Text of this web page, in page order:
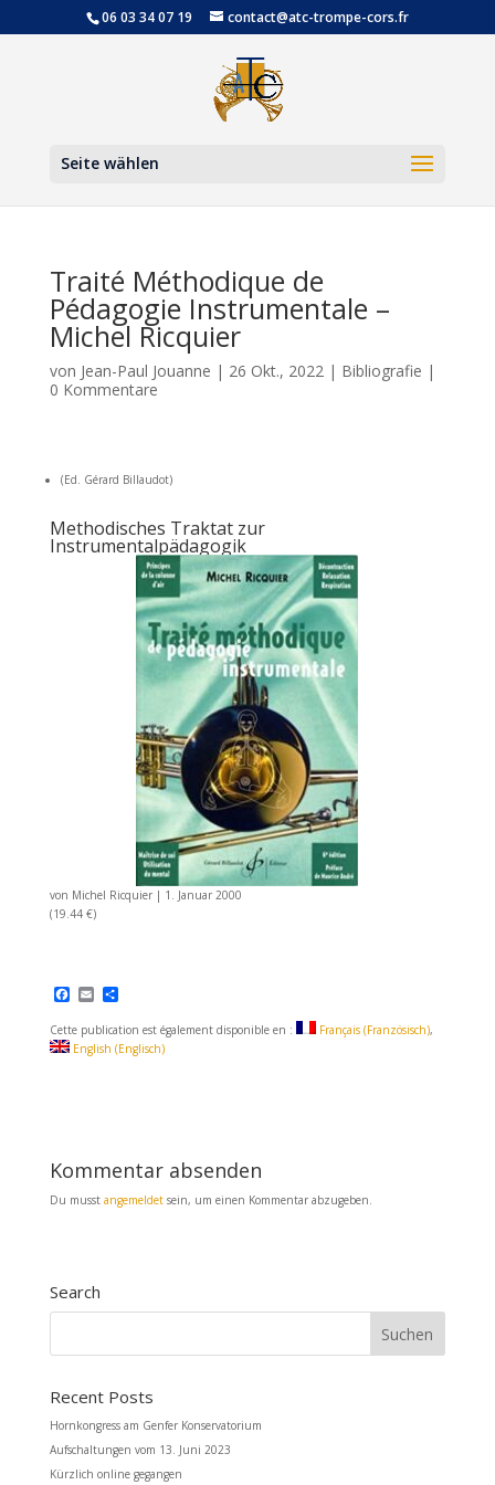
06 03 34 07 19 contact@atc-trompe-cors.fr
Seite wählen
Traité Méthodique de
Pédagogie Instrumentale –
Michel Ricquier
von Jean-Paul Jouanne | 26 Okt., 2022| Bibliografie |
0 Kommentare
(Ed. Gérard Billaudot)
Methodisches Traktat zur
Instrumentalpädagogik
von Michel Ricquier| 1. Januar 2000
(19.44 €)
F
a
c
e
b
E
m
a
i
l
T
e
i
l
e
Cette publication est également disponible en : Français(Französisch)
English (Englisch)
Kommentar absenden
Du musst angemeldetsein, um einen Kommentar abzugeben.
Search
Recent Posts
Hornkongress am Genfer Konservatorium
Aufschaltungen vom 13. Juni 2023
Kürzlich online gegangen